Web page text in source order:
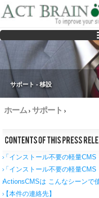
Drupalサイトの制作・保守をどこ
ださい
サポート - 移設
ホーム› サポート ›
「インストール不要の軽量
「インストール不要の軽量
ActionsCMSは こんなシーンで
【本件の連絡先】